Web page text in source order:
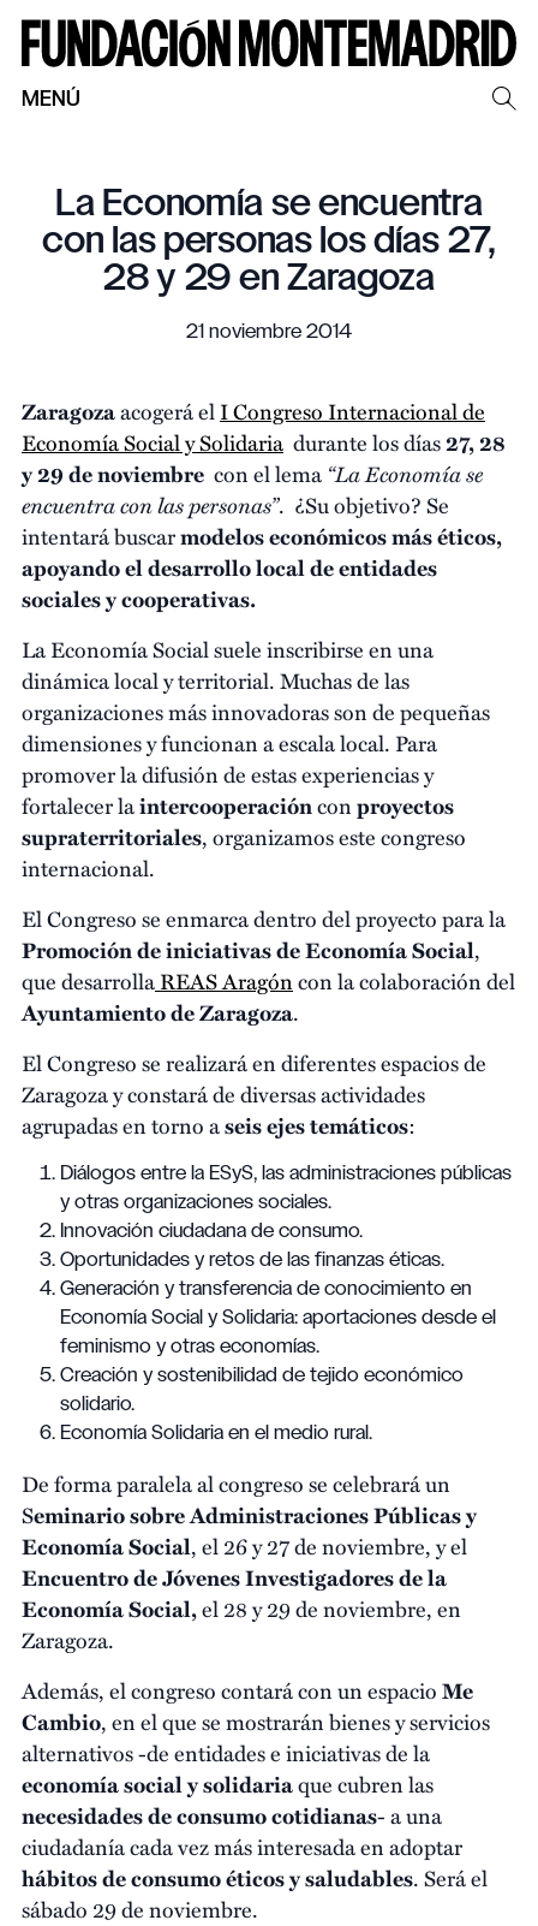
MENÚ
La Economía se encuentra
con las personas los días 27,
28 y 29 en Zaragoza
21 noviembre 2014
Zaragozaacogerá elI Congreso Internacional de
Economía Social y Solidaria durante los días27, 28
y 29 de noviembre con el lema “La Economía se
encuentra con las personas”. ¿Su objetivo? Se
intentará buscarmodelos económicos más éticos,
apoyando el desarrollo local de entidades
sociales y cooperativas.
La Economía Social suele inscribirse en una
dinámica local y territorial. Muchas de las
organizaciones más innovadoras son de pequeñas
dimensiones y funcionan a escala local. Para
promover la difusión de estas experiencias y
fortalecer laintercooperaciónconproyectos
supraterritoriales, organizamos este congreso
internacional.
El Congreso se enmarca dentro del proyecto para la
Promoción de iniciativas de Economía Social,
que desarrollaREAS Aragóncon la colaboración del
Ayuntamiento de Zaragoza.
El Congreso se realizará en diferentes espacios de
Zaragoza y constará de diversas actividades
agrupadas en torno aseis ejes temáticos:
Diálogos entre la ESyS, las administraciones públicas
y otras organizaciones sociales.
Innovación ciudadana de consumo.
Oportunidades y retos de las finanzas éticas.
Generación y transferencia de conocimiento en
Economía Social y Solidaria: aportaciones desde el
feminismo y otras economías.
Creación y sostenibilidad de tejido económico
solidario.
Economía Solidaria en el medio rural.
De forma paralela al congreso se celebrará un
Seminario sobre Administraciones Públicas y
Economía Social, el 26 y 27 de noviembre, y el
Encuentro de Jóvenes Investigadores de la
Economía Social,el 28 y 29 de noviembre, en
Zaragoza.
Además, el congreso contará con un espacioMe
Cambio, en el que se mostrarán bienes y servicios
alternativos -de entidades e iniciativas de la
economía social y solidariaque cubren las
necesidades de consumo cotidianas- a una
ciudadanía cada vez más interesada en adoptar
hábitos de consumo éticos y saludables. Será el
sábado 29 de noviembre.